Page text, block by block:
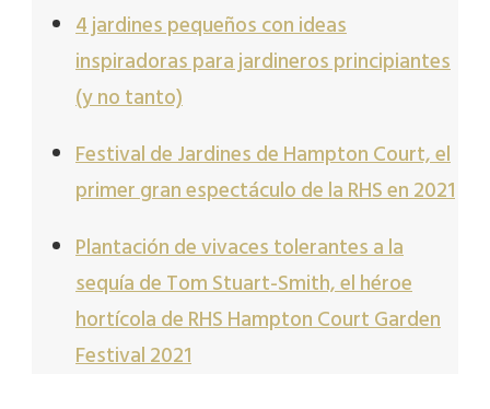
4 jardines pequeños con ideas
inspiradoras para jardineros principiantes
(y no tanto)
Festival de Jardines de Hampton Court, el
primer gran espectáculo de la RHS en 2021
Plantación de vivaces tolerantes a la
sequía de Tom Stuart-Smith, el héroe
hortícola de RHS Hampton Court Garden
Festival 2021